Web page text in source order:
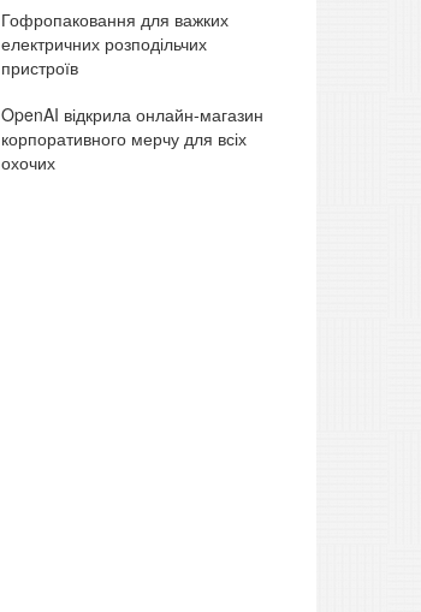
Гофропаковання для важких
електричних розподільчих
пристроїв
OpenAI відкрила онлайн-магазин
корпоративного мерчу для всіх
охочих